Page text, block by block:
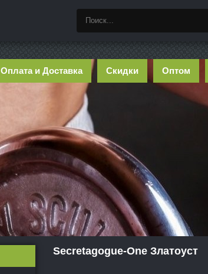
Оплата и Доставка Скидки Оптом
Secretagogue-One Златоуст